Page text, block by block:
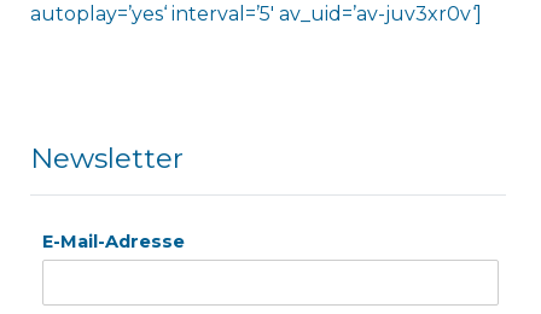
autoplay=’yes‘ interval=’5′ av_uid=’av-juv3xr0v‘]
Newsletter
E-Mail-Adresse